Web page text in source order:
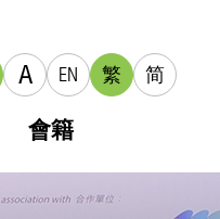
A EN 繁 简
會籍